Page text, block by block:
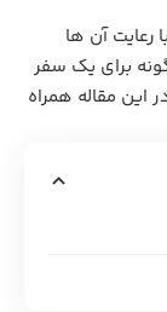
آن ها
برای یک سفر
مقاله همراه